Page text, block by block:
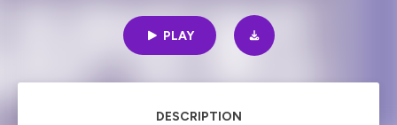
PLAY
DESCRIPTION